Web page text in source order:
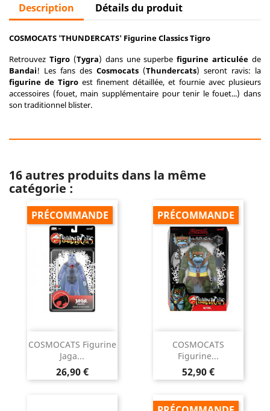
Description Détails du produit
COSMOCATS 'THUNDERCATS' Figurine Classics Tigro
Retrouvez Tigro(Tygra) dans une superbefigurine articulée de
Bandai! Les fans des Cosmocats (Thundercats) seront ravis: la
figurine de Tigro est finement détaillée, et fournie avec plusieurs
accessoires (fouet, main supplémentaire pour tenir le fouet...) dans
son traditionnel blister.
16 autres produits dans la même
catégorie :
COSMOCATS Figurine
Jaga...
Prix
26,90 €
PRÉCOMMANDE
COSMOCATS
Figurine...
Prix
52,90 €
PRÉCOMMANDE